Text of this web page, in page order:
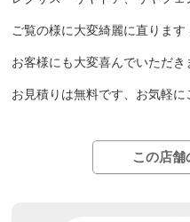
ご覧の様に大変綺麗に直ります
お客様にも大変喜んでいただき
お見積りは無料です、お気軽に
この店